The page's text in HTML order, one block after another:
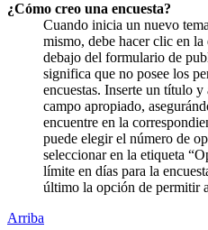
¿Cómo creo una encuesta?
Cuando inicia un nuevo
mismo, debe hacer clic en
debajo del formulario de
significa que no posee los
encuestas. Inserte un título
campo apropiado,
encuentre en la
puede elegir el número de
seleccionar en la etiqueta
límite en días para la
último la opción de permitir
Arriba